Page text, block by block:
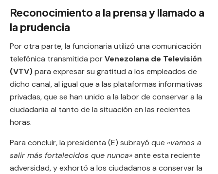
Reconocimiento a la prensa y llamado a
la prudencia
Por otra parte, la funcionaria utilizó una comunicación
telefónica transmitida porVenezolana de Televisión
(VTV)para expresar su gratitud a los empleados de
dicho canal, al igual que a las plataformas informativas
privadas, que se han unido a la labor de conservar a la
ciudadanía al tanto de la situación en las recientes
horas.
Para concluir, la presidenta (E) subrayó que «vamos a
salir más fortalecidos que nunca»ante esta reciente
adversidad, y exhortó a los ciudadanos a conservar la